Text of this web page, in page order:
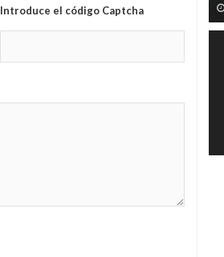
Introduce el código Captcha